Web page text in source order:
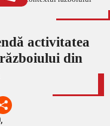
activitatea
din